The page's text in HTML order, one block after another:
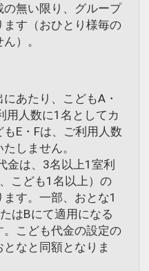
の無い限り、グループ
ます（おひとり様毎の
）。
にあたり、こどもA・
用人数に1名としてカ
E・Fは、ご利用人数
しません。
金は、3名以上1室利
こども1名以上）の
す。一部、おとな1
はBにて適用になる
。こども代金の設定の
なと同額となりま